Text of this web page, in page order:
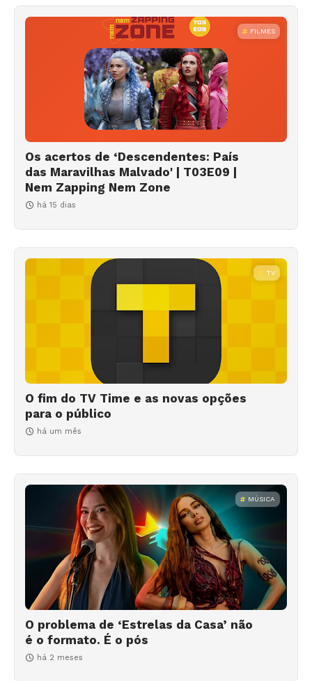
FILMES
Os acertos de ‘Descendentes: País
das Maravilhas Malvado' | T03E09 |
Nem Zapping Nem Zone
há 15 dias
TV
O fim do TV Time e as novas opções
para o público
há um mês
MÚSICA
O problema de ‘Estrelas da Casa’ não
é o formato. É o pós
há 2 meses